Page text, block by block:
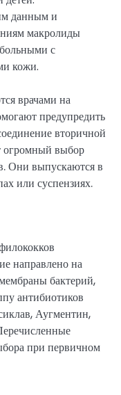
данным и
макролиды
с
кожи.
врачами на
предупредить
вторичной
огромный выбор
Они выпускаются в
или суспензиях.
направлено на
бактерий,
антибиотиков
Аугментин,
при первичном